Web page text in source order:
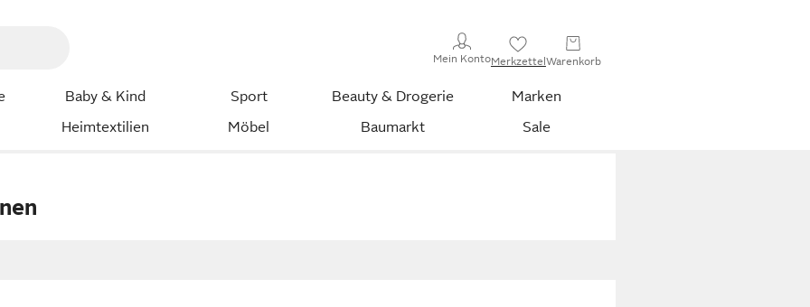
Mein KontoMerkzettelWarenkorb
Baby & Kind Sport Beauty & Drogerie
Marken
Heimtextilien Möbel Baumarkt Sale